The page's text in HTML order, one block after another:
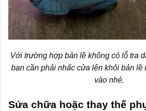
Với trường hợp bản lề không có lỗ tra
bạn cần phải nhấc cửa lên khỏi bản lề
vào nhé.
Sửa chữa hoặc thay thế